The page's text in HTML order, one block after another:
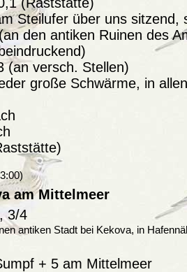
Steilufer über uns sitzend,
den antiken Ruinen des
(an versch. Stellen)
große Schwärme, in
am Mittelmeer
3/4
antiken Stadt bei Kekova, in
+ 5 am Mittelmeer